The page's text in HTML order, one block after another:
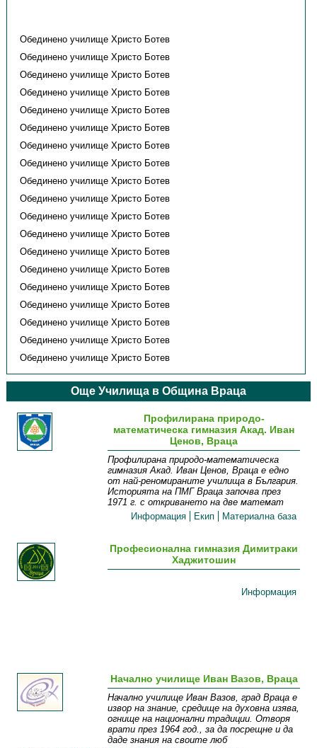
Обединено училище Христо Ботев
Обединено училище Христо Ботев
Обединено училище Христо Ботев
Обединено училище Христо Ботев
Обединено училище Христо Ботев
Обединено училище Христо Ботев
Обединено училище Христо Ботев
Обединено училище Христо Ботев
Обединено училище Христо Ботев
Обединено училище Христо Ботев
Обединено училище Христо Ботев
Обединено училище Христо Ботев
Обединено училище Христо Ботев
Обединено училище Христо Ботев
Обединено училище Христо Ботев
Обединено училище Христо Ботев
Обединено училище Христо Ботев
Обединено училище Христо Ботев
Обединено училище Христо Ботев
Още Училища в Община Враца
Профилирана природо-
математическа гимназия Акад. Иван
Ценов, Враца
Профилирана природо-математическа
гимназия Акад. Иван Ценов, Враца е едно
от най-реномираните училища в България.
Историята на ПМГ Враца започва през
1971 г. с откриването на две математ
Информация
Екип Материална база
Професионална гимназия Димитраки
Хаджитошин
Информация
Начално училище Иван Вазов, Враца
Начално училище Иван Вазов, град Враца е
извор на знание, средище на духовна изява,
огнище на национални традиции. Отворя
врати през 1964 год., за да посрещне и да
даде знания на своите люб